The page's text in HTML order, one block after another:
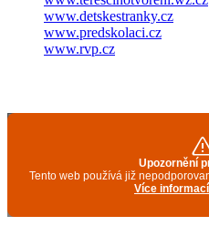
www.detskestranky.cz
www.predskolaci.cz
www.rvp.cz